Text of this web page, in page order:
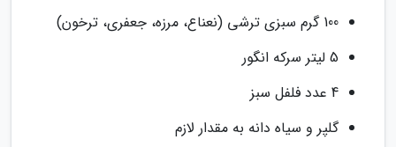
100 گرم سبزی ترشی (نعناع، مرزه، جعفری، ترخون)
5 لیتر سرکه انگور
4 عدد فلفل سبز
گلپر و سیاه دانه به مقدار لازم